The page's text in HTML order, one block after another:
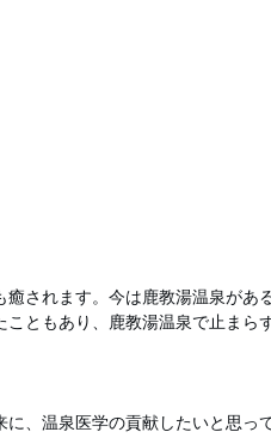
されます。今は鹿教湯温泉があ
ともあり、鹿教湯温泉で止まら
、温泉医学の貢献したいと思っ